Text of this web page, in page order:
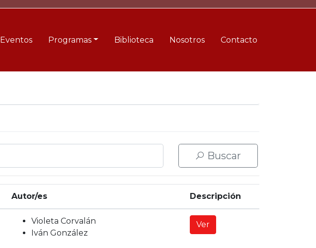
Eventos Programas Biblioteca Nosotros Contacto
Buscar
Autor/es Descripción
Violeta Corvalán
Iván González
Ver